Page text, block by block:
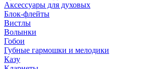
Аксессуары для духовых
Блок-флейты
Вистлы
Волынки
Гобои
Губные гармошки и мелодики
Казу